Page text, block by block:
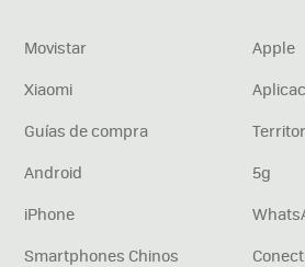
Movistar
Apple
Xiaomi
Guías de compra
Android
5g
iPhone
Smartphones Chinos